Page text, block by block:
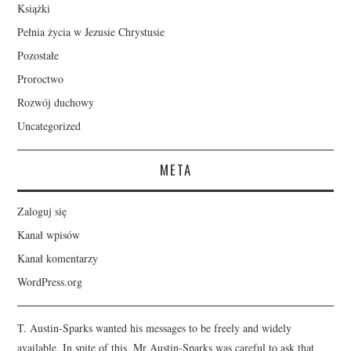
Książki
Pełnia życia w Jezusie Chrystusie
Pozostałe
Proroctwo
Rozwój duchowy
Uncategorized
META
Zaloguj się
Kanał wpisów
Kanał komentarzy
WordPress.org
T. Austin-Sparks wanted his messages to be freely and widely
available. In spite of this, Mr Austin-Sparks was careful to ask that